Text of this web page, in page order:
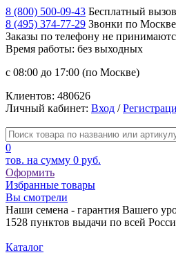
8 (800) 500-09-43 Бесплатный
8 (495) 374-77-29 Звонки по
Заказы по телефону не
Время работы: без выходных
с 08:00 до 17:00 (по Москве)
Клиентов: 480626
Личный кабинет: Вход /
0
тов. на сумму 0 руб.
Оформить
Избранные товары
Вы смотрели
Наши семена - гарантия Вашего
1528 пунктов выдачи по всей
Каталог